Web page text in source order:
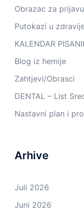
Obrazac za
Putokazi u
KALENDAR
Blog iz hemije
Zahtjevi/Obrasci
DENTAL – List
Nastavni plan i
Arhive
Juli 2026
Juni 2026